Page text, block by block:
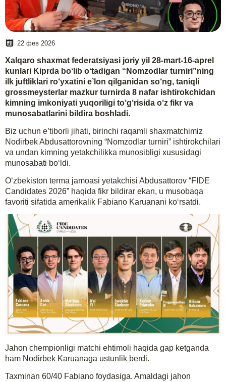
22 фев 2026
Xalqaro shaxmat federatsiyasi joriy yil 28-mart-16-aprel
kunlari Kiprda bo‘lib o‘tadigan “Nomzodlar turniri”ning
ilk juftliklari ro‘yxatini e’lon qilganidan so‘ng, taniqli
grossmeysterlar mazkur turnirda 8 nafar ishtirokchidan
kimning imkoniyati yuqoriligi to‘g‘risida o‘z fikr va
munosabatlarini bildira boshladi.
Biz uchun e’tiborli jihati, birinchi raqamli shaxmatchimiz
Nodirbek Abdusattorovning “Nomzodlar turniri” ishtirokchilari
va undan kimning yetakchilikka munosibligi xususidagi
munosabati bo‘ldi.
O‘zbekiston terma jamoasi yetakchisi Abdusattorov “FIDE
Candidates 2026” haqida fikr bildirar ekan, u musobaqa
favoriti sifatida amerikalik Fabiano Karuanani ko‘rsatdi.
Jahon chempionligi matchi ehtimoli haqida gap ketganda
ham Nodirbek Karuanaga ustunlik berdi.
Taxminan 60/40 Fabiano foydasiga. Amaldagi jahon